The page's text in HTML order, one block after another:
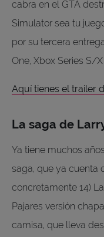
cabra en el GTA
Simulator sea tu
por su tercera
One, Xbox Series S/X
Aquí tienes el trailer
La saga de
Ya tiene muchos
saga, que ya cuenta
concretamente 14)
Pajares versión
camisa, que lleva